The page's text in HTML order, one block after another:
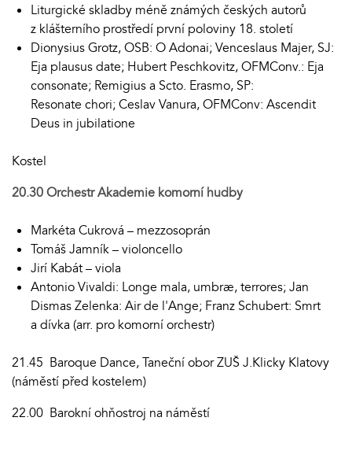
Liturgické skladby méně známých českých autorů
z klášterního prostředí první poloviny 18. století
Dionysius Grotz, OSB: O Adonai; Venceslaus Majer, SJ:
Eja plausus date; Hubert Peschkovitz, OFMConv.: Eja
consonate; Remigius a Scto. Erasmo, SP:
Resonate chori; Ceslav Vanura, OFMConv: Ascendit
Deus in jubilatione
Kostel
20.30Orchestr Akademie komorní hudby
Markéta Cukrová – mezzosoprán
Tomáš Jamník – violoncello
Jirí Kabát – viola
Antonio Vivaldi: Longe mala, umbræ, terrores; Jan
Dismas Zelenka: Air de l'Ange; Franz Schubert: Smrt
a dívka (arr. pro komorní orchestr)
21.45 Baroque Dance, Taneční obor ZUŠ J.Klicky Klatovy
(náměstí před kostelem)
22.00 Barokní ohňostroj na náměstí